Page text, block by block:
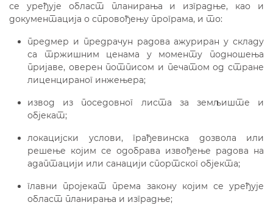
се уређује област планирања и изградње, као и
документација о спровођењу програма, и то:
предмер и предрачун радова ажуриран у складу
са тржишним ценама у моменту подношења
пријаве, оверен потписом и печатом од стране
лиценцираног инжењера;
извод из поседовног листа за земљиште и
објекат;
локацијски услови, грађевинска дозвола или
решење којим се одобрава извођење радова на
адаптацији или санацији спортског објекта;
главни пројекат према закону којим се уређује
област планирања и изградње;